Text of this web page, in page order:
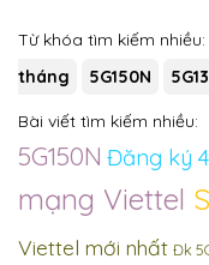
Từ khóa tìm kiếm nhiều:
tháng
5G150N
Bài viết tìm kiếm nhiều:
5G150N Đăng ký
mạng Viettel
Viettel mới nhất Đk